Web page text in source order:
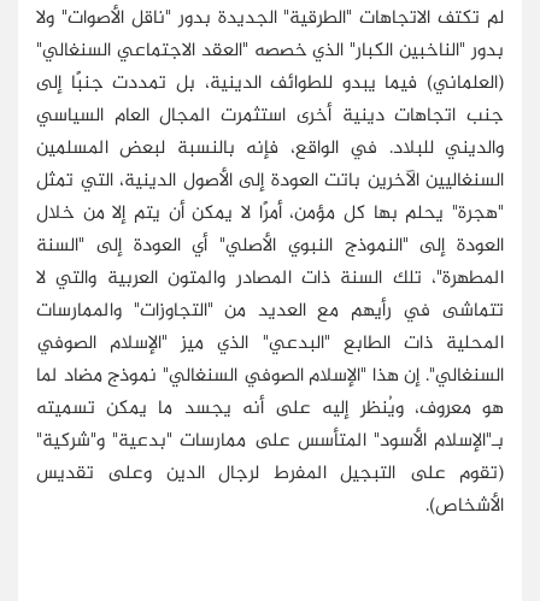
لم تكتف الاتجاهات "الطرقية" الجديدة بدور "ناقل الأصوات" ولا
بدور "الناخبين الكبار" الذي خصصه "العقد الاجتماعي السنغالي"
(العلماني) فيما يبدو للطوائف الدينية، بل تمددت جنبًا إلى
جنب اتجاهات دينية أخرى استثمرت المجال العام السياسي
والديني للبلاد. في الواقع، فإنه بالنسبة لبعض المسلمين
السنغاليين الآخرين باتت العودة إلى الأصول الدينية، التي تمثل
"هجرة" يحلم بها كل مؤمن، أمرًا لا يمكن أن يتم إلا من خلال
العودة إلى "النموذج النبوي الأصلي" أي العودة إلى "السنة
المطهرة"، تلك السنة ذات المصادر والمتون العربية والتي لا
تتماشى في رأيهم مع العديد من "التجاوزات" والممارسات
المحلية ذات الطابع "البدعي" الذي ميز "الإسلام الصوفي
السنغالي". إن هذا "الإسلام الصوفي السنغالي" نموذج مضاد لما
هو معروف، ويُنظر إليه على أنه يجسد ما يمكن تسميته
بـ"الإسلام الأسود" المتأسس على ممارسات "بدعية" و"شركية"
(تقوم على التبجيل المفرط لرجال الدين وعلى تقديس
الأشخاص).